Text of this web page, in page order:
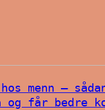
menn –
og får bedre